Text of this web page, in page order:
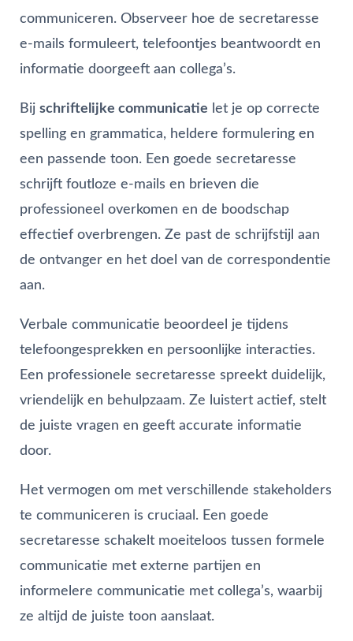
communiceren. Observeer hoe de secretaresse
e-mails formuleert, telefoontjes beantwoordt en
informatie doorgeeft aan collega’s.
Bij schriftelijke communicatie let je op correcte
spelling en grammatica, heldere formulering en
een passende toon. Een goede secretaresse
schrijft foutloze e-mails en brieven die
professioneel overkomen en de boodschap
effectief overbrengen. Ze past de schrijfstijl aan
de ontvanger en het doel van de correspondentie
aan.
Verbale communicatie beoordeel je tijdens
telefoongesprekken en persoonlijke interacties.
Een professionele secretaresse spreekt duidelijk,
vriendelijk en behulpzaam. Ze luistert actief, stelt
de juiste vragen en geeft accurate informatie
door.
Het vermogen om met verschillende stakeholders
te communiceren is cruciaal. Een goede
secretaresse schakelt moeiteloos tussen formele
communicatie met externe partijen en
informelere communicatie met collega’s, waarbij
ze altijd de juiste toon aanslaat.